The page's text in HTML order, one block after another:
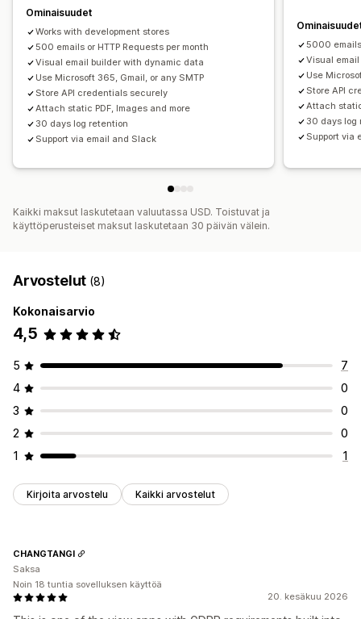
Ominaisuudet
Works with development stores
500 emails or HTTP Requests per month
Visual email builder with dynamic data
Use Microsoft 365, Gmail, or any SMTP
Store API credentials securely
Attach static PDF, Images and more
30 days log retention
Support via email and Slack
5000
Visual
Use
Store API
Attach
30 days log
Support via
Kaikki maksut laskutetaan valuutassa USD. Toistuvat ja
käyttöperusteiset maksut laskutetaan 30 päivän välein.
Arvostelut (8)
Kokonaisarvio
4,5
5
7
4
0
3
0
2
0
1
1
Kirjoita arvostelu Kaikki arvostelut
20. kesäkuu 2026
CHANGTANGI
Saksa
Noin 18 tuntia sovelluksen käyttöä